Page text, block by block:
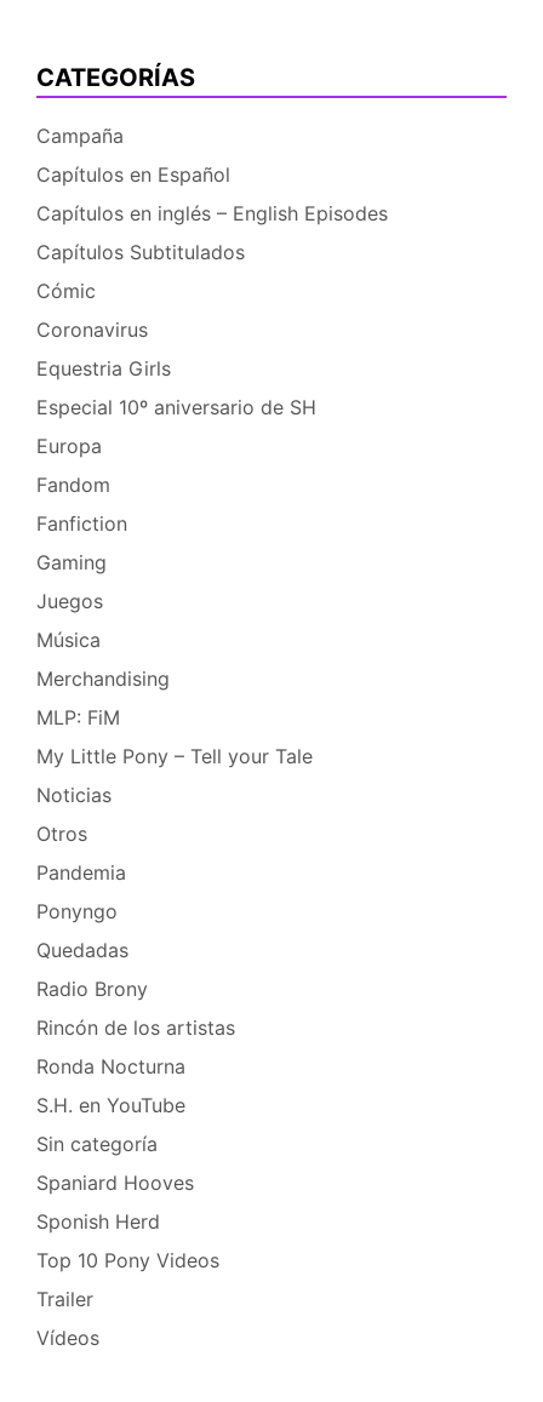
CATEGORÍAS
Campaña
Capítulos en Español
Capítulos en inglés – English Episodes
Capítulos Subtitulados
Cómic
Coronavirus
Equestria Girls
Especial 10º aniversario de SH
Europa
Fandom
Fanfiction
Gaming
Juegos
Música
Merchandising
MLP: FiM
My Little Pony – Tell your Tale
Noticias
Otros
Pandemia
Ponyngo
Quedadas
Radio Brony
Rincón de los artistas
Ronda Nocturna
S.H. en YouTube
Sin categoría
Spaniard Hooves
Sponish Herd
Top 10 Pony Videos
Trailer
Vídeos